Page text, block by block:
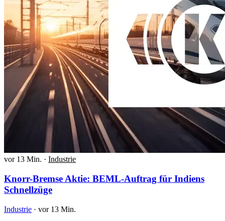
vor 13 Min. · Industrie
Knorr-Bremse Aktie: BEML-Auftrag für Indiens
Schnellzüge
Industrie · vor 13 Min.